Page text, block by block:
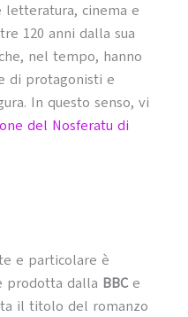
letteratura, cinema e
120 anni dalla sua
nel tempo, hanno
di protagonisti e
In questo senso, vi
del Nosferatu di
e particolare è
prodotta dalla BBCe
il titolo del romanzo